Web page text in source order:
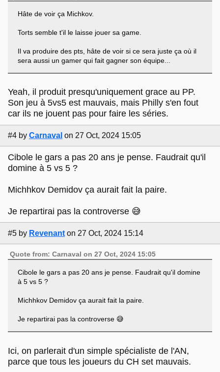
Hâte de voir ça Michkov.
Torts semble t'il le laisse jouer sa game.
Il va produire des pts, hâte de voir si ce sera juste ça où il
sera aussi un gamer qui fait gagner son équipe...
Yeah, il produit presqu'uniquement grace au PP.
Son jeu à 5vs5 est mauvais, mais Philly s'en fout
car ils ne jouent pas pour faire les séries.
#4 by Carnaval on 27 Oct, 2024 15:05
Cibole le gars a pas 20 ans je pense. Faudrait qu'il
domine à 5 vs 5 ?
Michhkov Demidov ça aurait fait la paire.
Je repartirai pas la controverse 😅
#5 by Revenant on 27 Oct, 2024 15:14
Quote from: Carnaval on 27 Oct, 2024 15:05
Cibole le gars a pas 20 ans je pense. Faudrait qu'il domine
à 5 vs 5 ?
Michhkov Demidov ça aurait fait la paire.
Je repartirai pas la controverse 😅
Ici, on parlerait d'un simple spécialiste de l'AN,
parce que tous les joueurs du CH set mauvais.